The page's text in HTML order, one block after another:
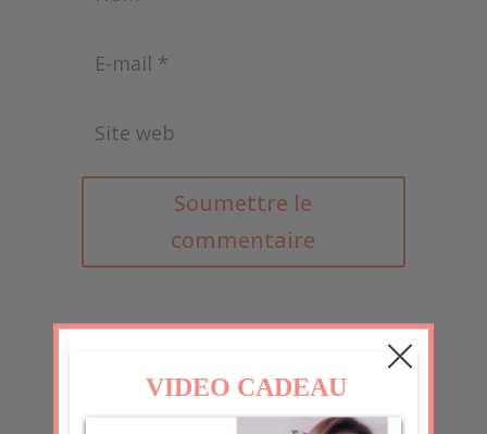
Soumettre le
commentaire
Ce site utilise Akismet pour réduire les
indésirables.En savoir plus sur la façon
dont les données de vos